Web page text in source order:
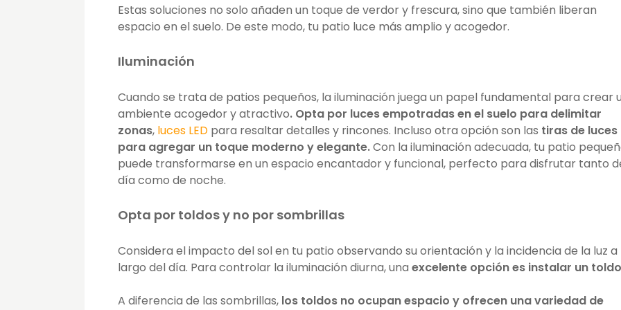
Estas soluciones no solo añaden un toque de verdor y frescura, sino que también liberan
espacio en el suelo. De este modo, tu patio luce más amplio y acogedor.
Iluminación
Cuando se trata de patios pequeños, la iluminación juega un papel fundamental para crear
ambiente acogedor y atractivo. Opta por luces empotradas en el suelo para delimitar
zonas, luces LED para resaltar detalles y rincones. Incluso otra opción son las tiras de luces
para agregar un toque moderno y elegante.Con la iluminación adecuada, tu patio
puede transformarse en un espacio encantador y funcional, perfecto para disfrutar tanto
día como de noche.
Opta por toldos y no por sombrillas
Considera el impacto del sol en tu patio observando su orientación y la incidencia de la luz a
largo del día. Para controlar la iluminación diurna, una excelente opción es instalar un
A diferencia de las sombrillas, los toldos no ocupan espacio y ofrecen una variedad de